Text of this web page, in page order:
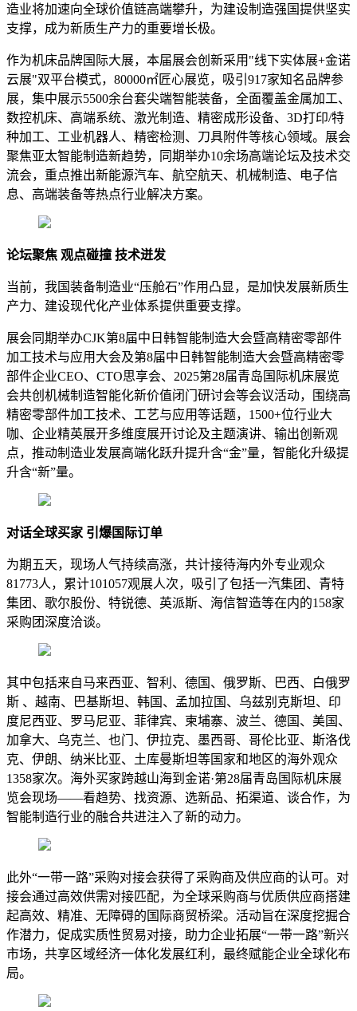
造业将加速向全球价值链高端攀升，为建设制造强国提供坚实
支撑，成为新质生产力的重要增长极。
作为机床品牌国际大展，本届展会创新采用"线下实体展+金诺
云展"双平台模式，80000㎡匠心展览，吸引917家知名品牌参
展，集中展示5500余台套尖端智能装备，全面覆盖金属加工、
数控机床、高端系统、激光制造、精密成形设备、3D打印/特
种加工、工业机器人、精密检测、刀具附件等核心领域。展会
聚焦亚太智能制造新趋势，同期举办10余场高端论坛及技术交
流会，重点推出新能源汽车、航空航天、机械制造、电子信
息、高端装备等热点行业解决方案。
论坛聚焦 观点碰撞 技术迸发
当前，我国装备制造业“压舱石”作用凸显，是加快发展新质生
产力、建设现代化产业体系提供重要支撑。
展会同期举办CJK第8届中日韩智能制造大会暨高精密零部件
加工技术与应用大会及第8届中日韩智能制造大会暨高精密零
部件企业CEO、CTO思享会、2025第28届青岛国际机床展览
会共创机械制造智能化新价值闭门研讨会等会议活动，围绕高
精密零部件加工技术、工艺与应用等话题，1500+位行业大
咖、企业精英展开多维度展开讨论及主题演讲、输出创新观
点，推动制造业发展高端化跃升提升含“金”量，智能化升级提
升含“新”量。
对话全球买家 引爆国际订单
为期五天，现场人气持续高涨，共计接待海内外专业观众
81773人，累计101057观展人次，吸引了包括一汽集团、青特
集团、歌尔股份、特锐德、英派斯、海信智造等在内的158家
采购团深度洽谈。
其中包括来自马来西亚、智利、德国、俄罗斯、巴西、白俄罗
斯 、越南、巴基斯坦、韩国、孟加拉国、乌兹别克斯坦、印
度尼西亚、罗马尼亚、菲律宾、柬埔寨、波兰、德国、美国、
加拿大、乌克兰、也门、伊拉克、墨西哥、哥伦比亚、斯洛伐
克、伊朗、纳米比亚、土库曼斯坦等国家和地区的海外观众
1358家次。海外买家跨越山海到金诺·第28届青岛国际机床展
览会现场——看趋势、找资源、选新品、拓渠道、谈合作，为
智能制造行业的融合共进注入了新的动力。
此外“一带一路”采购对接会获得了采购商及供应商的认可。对
接会通过高效供需对接匹配，为全球采购商与优质供应商搭建
起高效、精准、无障碍的国际商贸桥梁。活动旨在深度挖掘合
作潜力，促成实质性贸易对接，助力企业拓展“一带一路”新兴
市场，共享区域经济一体化发展红利，最终赋能企业全球化布
局。